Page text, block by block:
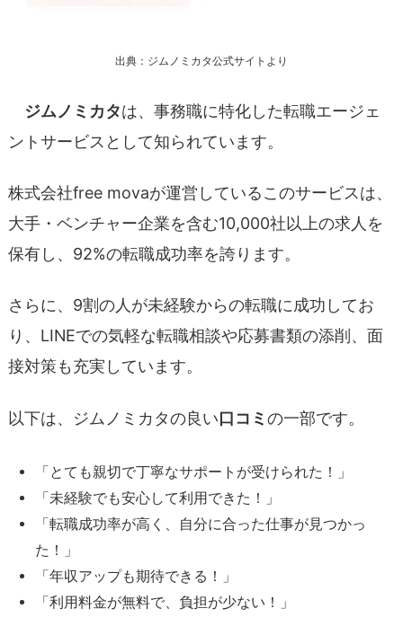
出典：ジムノミカタ公式サイトより
ジムノミカタは、事務職に特化した転職エージェ
ントサービスとして知られています。
株式会社free movaが運営しているこのサービスは、
大手・ベンチャー企業を含む10,000社以上の求人を
保有し、92%の転職成功率を誇ります。
さらに、9割の人が未経験からの転職に成功してお
り、LINEでの気軽な転職相談や応募書類の添削、面
接対策も充実しています。
以下は、ジムノミカタの良い口コミ の一部です。
「とても親切で丁寧なサポートが受けられた！」
「未経験でも安心して利用できた！」
「転職成功率が高く、自分に合った仕事が見つかっ
た！」
「年収アップも期待できる！」
「利用料金が無料で、負担が少ない！」